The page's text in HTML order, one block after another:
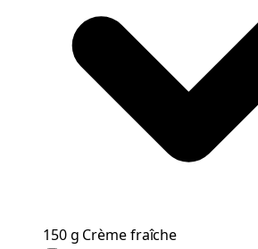
150g Crème fraîche